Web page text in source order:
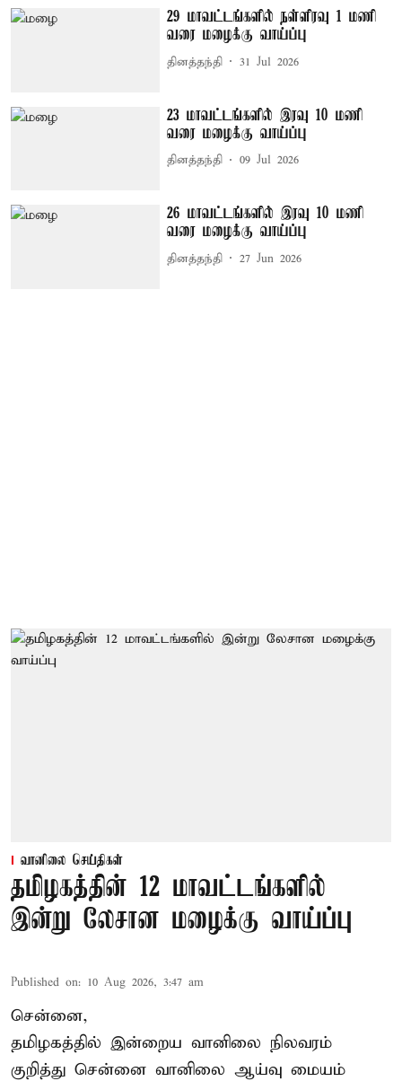
29 மாவட்டங்களில் நள்ளிரவு 1 மணி
வரை மழைக்கு வாய்ப்பு
தினத்தந்தி 31 Jul 2026
23 மாவட்டங்களில் இரவு 10 மணி
வரை மழைக்கு வாய்ப்பு
தினத்தந்தி 09 Jul 2026
26 மாவட்டங்களில் இரவு 10 மணி
வரை மழைக்கு வாய்ப்பு
தினத்தந்தி 27 Jun 2026
வானிலை செய்திகள்
தமிழகத்தின் 12 மாவட்டங்களில்
இன்று லேசான மழைக்கு வாய்ப்பு
Published on: 10 Aug 2026, 3:47 am
சென்னை,
தமிழகத்தில் இன்றைய வானிலை நிலவரம்
குறித்து சென்னை வானிலை ஆய்வு மையம்